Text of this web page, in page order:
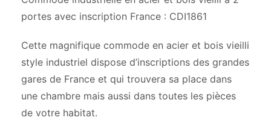
portes avec inscription France : CDI1861
Cette magnifique commode en acier et bois vieilli
style industriel dispose d’inscriptions des grandes
gares de France et qui trouvera sa place dans
une chambre mais aussi dans toutes les pièces
de votre habitat.